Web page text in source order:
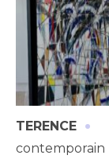
TERENCE ·
contemporain